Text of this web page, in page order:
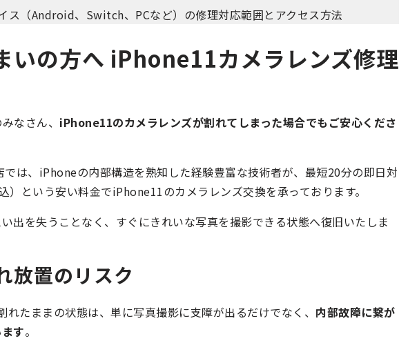
ス（Android、Switch、PCなど）の修理対応範囲とアクセス方法
いの方へ iPhone11カメラレンズ修理
なさん、 iPhone11のカメラレンズが割れてしまった場合でもご安心くださ
では、iPhoneの内部構造を熟知した経験豊富な技術者が、最短20分の即日対
）という安い料金でiPhone11のカメラレンズ交換を承っております。
出を失うことなく、すぐにきれいな写真を撮影できる状態へ復旧いたしま
放置のリスク
たままの状態は、単に写真撮影に支障が出るだけでなく、 内部故障に繋が
す。